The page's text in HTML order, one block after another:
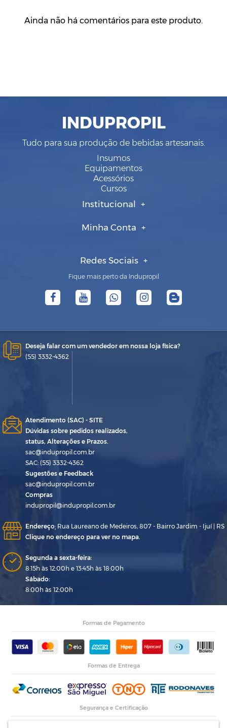
Ainda não há comentários para este produto.
INDUPROPIL
Tudo para sua produção de bebidas artesanais.
Insumos
Equipamentos
Acessórios
Cursos
Institucional
Minha Conta
Redes Sociais
Fique mais perto da Indupropil
Deseja falar com um vendedor em nossa loja física?
(55) 3332-4362
Atendimento (SAC) - SITE
Dúvidas sobre pedidos realizados,
status, Alterações e Prazos.
sac@indupropil.com.br
SAC: (55) 3332-4362
Sugestões e Feedback
sac@indupropil.com.br
Compras
indupropil@indupropil.com.br
Endereço: Rua Laureano de Medeiros, 807 - Bairro Jardim - Ijuí | RS
Clique no endereço para ver no mapa.
Segunda a sexta-feira:
8:15h às 12:00h e 13:45h às 18:00h
Sábado:
8:00h às 12:00h
Formas de Pagamento
Formas de Entrega
Segurança e Certificação